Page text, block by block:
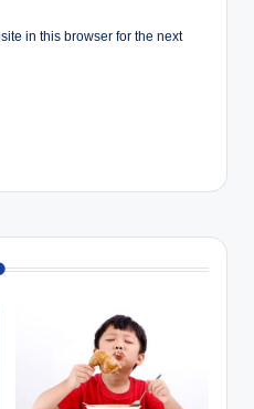
in this browser for the next